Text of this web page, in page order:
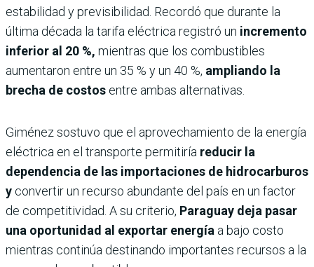
estabilidad y previsibilidad. Recordó que durante la
última década la tarifa eléctrica registró un incremento
inferior al 20 %, mientras que los combustibles
aumentaron entre un 35 % y un 40 %, ampliando la
brecha de costos entre ambas alternativas.
Giménez sostuvo que el aprovechamiento de la energía
eléctrica en el transporte permitiría reducir la
dependencia de las importaciones de hidrocarburos
y convertir un recurso abundante del país en un factor
de competitividad. A su criterio, Paraguay deja pasar
una oportunidad al exportar energía a bajo costo
mientras continúa destinando importantes recursos a la